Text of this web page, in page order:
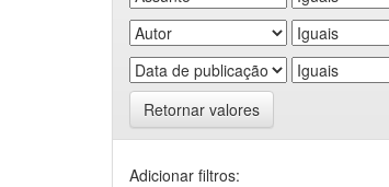
Retornar valores
Adicionar filtros: